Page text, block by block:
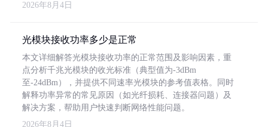
2026年8月4日
光模块接收功率多少是正常
本文详细解答光模块接收功率的正常范围及影响因素，重
点分析千兆光模块的收光标准（典型值为-3dBm
至-24dBm），并提供不同速率光模块的参考值表格。同时
解释功率异常的常见原因（如光纤损耗、连接器问题）及
解决方案，帮助用户快速判断网络性能问题。
2026年8月4日